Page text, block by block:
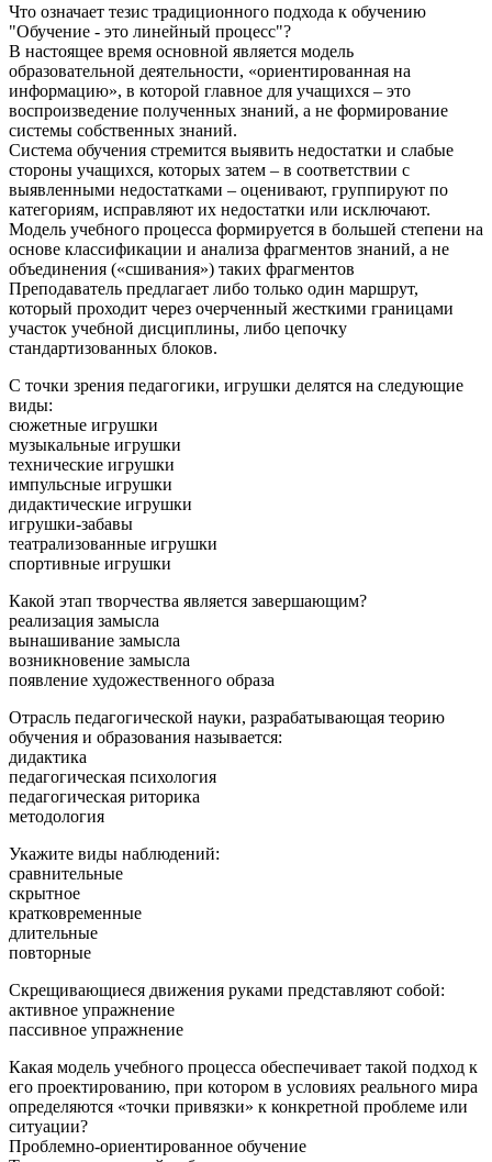
Что означает тезис традиционного подхода к обучению
"Обучение - это линейный процесс"?
В настоящее время основной является модель
образовательной деятельности, «ориентированная на
информацию», в которой главное для учащихся – это
воспроизведение полученных знаний, а не формирование
системы собственных знаний.
Система обучения стремится выявить недостатки и слабые
стороны учащихся, которых затем – в соответствии с
выявленными недостатками – оценивают, группируют по
категориям, исправляют их недостатки или исключают.
Модель учебного процесса формируется в большей степени на
основе классификации и анализа фрагментов знаний, а не
объединения («сшивания») таких фрагментов
Преподаватель предлагает либо только один маршрут,
который проходит через очерченный жесткими границами
участок учебной дисциплины, либо цепочку
стандартизованных блоков.
С точки зрения педагогики, игрушки делятся на следующие
виды:
сюжетные игрушки
музыкальные игрушки
технические игрушки
импульсные игрушки
дидактические игрушки
игрушки-забавы
театрализованные игрушки
спортивные игрушки
Какой этап творчества является завершающим?
реализация замысла
вынашивание замысла
возникновение замысла
появление художественного образа
Отрасль педагогической науки, разрабатывающая теорию
обучения и образования называется:
дидактика
педагогическая психология
педагогическая риторика
методология
Укажите виды наблюдений:
сравнительные
скрытное
кратковременные
длительные
повторные
Скрещивающиеся движения руками представляют собой:
активное упражнение
пассивное упражнение
Какая модель учебного процесса обеспечивает такой подход к
его проектированию, при котором в условиях реального мира
определяются «точки привязки» к конкретной проблеме или
ситуации?
Проблемно-ориентированное обучение